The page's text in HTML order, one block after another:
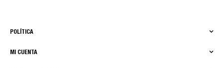
MI CUENTA
POLÍTICA